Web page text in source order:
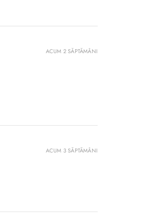
ACUM 2 SĂPTĂMÂNI
ACUM 3 SĂPTĂMÂNI